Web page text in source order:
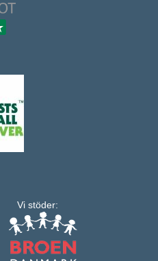
Vi stöder: